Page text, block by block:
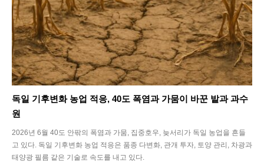
독일 기후변화 농업 적응, 40도 폭염과 가뭄이 바꾼 밭과 과수
원
2026년 6월 40도 안팎의 폭염과 가뭄, 집중호우, 늦서리가 독일 농업을 흔들
고 있다. 독일 기후변화 농업 적응은 품종 다변화, 관개 투자, 토양 관리, 차광과
태양광 필름 같은 기술로 속도를 내고 있다.